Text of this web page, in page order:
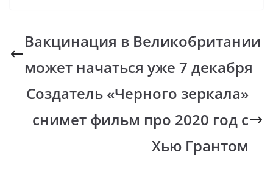
b
o
o
k
s
A
p
p
y
Li
n
k
gr
a
m
Вакцинация в Великобритании
может начаться уже 7 декабря
Создатель «Черного зеркала»
снимет фильм про 2020 год с
Хью Грантом